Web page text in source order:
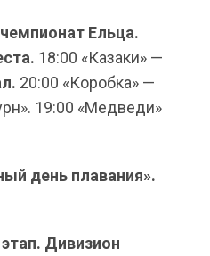
Ельца.
18:00 «Казаки» —
20:00 «Коробка» —
19:00 «Медведи»
день плавания».
Дивизион